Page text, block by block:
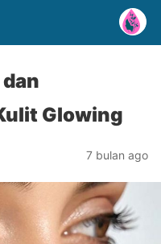
Glowing
7 bulan ago